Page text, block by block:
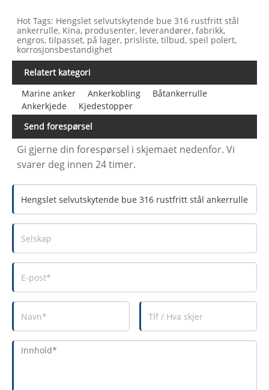
Hot Tags: Hengslet selvutskytende bue 316 rustfritt stål
ankerrulle, Kina, produsenter, leverandører, fabrikk,
engros, tilpasset, på lager, prisliste, tilbud, speil polert,
korrosjonsbestandighet
Relatert kategori
Marine anker
Ankerkobling
Båtankerrulle
Ankerkjede
Kjedestopper
Send forespørsel
Gi gjerne din forespørsel i skjemaet nedenfor. Vi
svarer deg innen 24 timer.